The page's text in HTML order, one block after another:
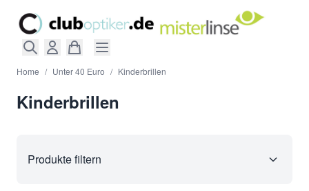
Home / Unter 40 Euro / Kinderbrillen
Kinderbrillen
Produkte filtern